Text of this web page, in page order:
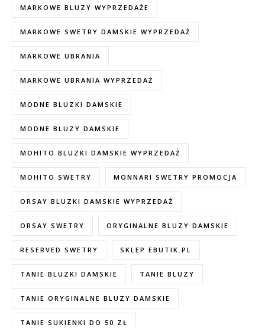
MARKOWE BLUZY WYPRZEDAŻE
MARKOWE SWETRY DAMSKIE WYPRZEDAŻ
MARKOWE UBRANIA
MARKOWE UBRANIA WYPRZEDAŻ
MODNE BLUZKI DAMSKIE
MODNE BLUZY DAMSKIE
MOHITO BLUZKI DAMSKIE WYPRZEDAŻ
MOHITO SWETRY MONNARI SWETRY PROMOCJA
ORSAY BLUZKI DAMSKIE WYPRZEDAŻ
ORSAY SWETRY ORYGINALNE BLUZY DAMSKIE
RESERVED SWETRY SKLEP EBUTIK.PL
TANIE BLUZKI DAMSKIE TANIE BLUZY
TANIE ORYGINALNE BLUZY DAMSKIE
TANIE SUKIENKI DO 50 ZŁ